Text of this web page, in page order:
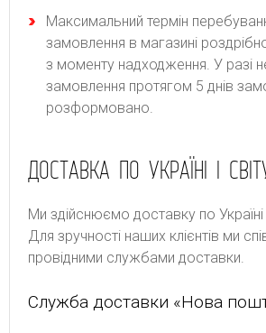
Максимальний термін
замовлення в магазині
з моменту надходження. У разі
замовлення протягом 5 днів
розформовано.
ДОСТАВКА ПО УКРАЇНІ І
Ми здійснюємо доставку по Україні
Для зручності наших клієнтів ми
провідними службами доставки.
Служба доставки «Нова